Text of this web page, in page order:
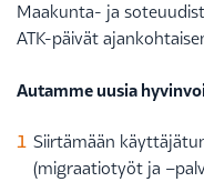
Maakunta- ja
ATK-päivät
Autamme uusia
Siirtämään
(migraatiotyöt ja